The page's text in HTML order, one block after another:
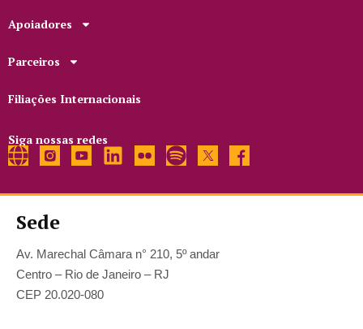
Apoiadores
Parceiros
Filiações Internacionais
Siga nossas redes
Sede
Av. Marechal Câmara n° 210, 5º andar
Centro – Rio de Janeiro – RJ
CEP 20.020-080